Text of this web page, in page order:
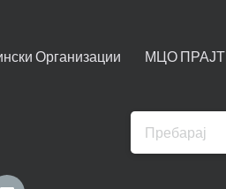
Организации МЦО ПРАЈТ